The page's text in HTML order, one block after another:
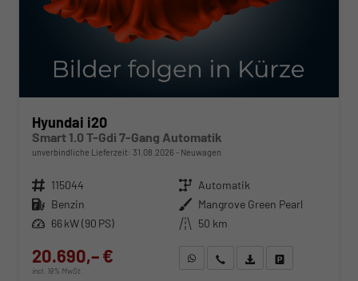
Hyundai i20
Smart 1.0 T-Gdi 7-Gang Automatik
unverbindliche Lieferzeit: 31.08.2026 Neuwagen
Fahrzeugnr. 115044 Getriebe Automatik
Kraftstoff Benzin Außenfarbe Mangrove Green Pearl
Leistung 66 kW (90 PS) Kilometerstand 50 km
20.690,– €
incl. 19% MwSt.
WhatsApp anfragen
Wir rufen Sie anFahrzeugexposé (PDF)